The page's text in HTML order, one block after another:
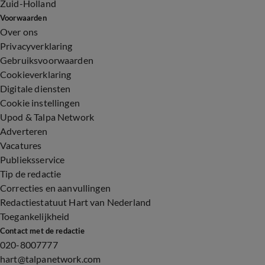
Zuid-Holland
Voorwaarden
Over ons
Privacyverklaring
Gebruiksvoorwaarden
Cookieverklaring
Digitale diensten
Cookie instellingen
Upod & Talpa Network
Adverteren
Vacatures
Publieksservice
Tip de redactie
Correcties en aanvullingen
Redactiestatuut Hart van Nederland
Toegankelijkheid
Contact met de redactie
020-8007777
hart@talpanetwork.com